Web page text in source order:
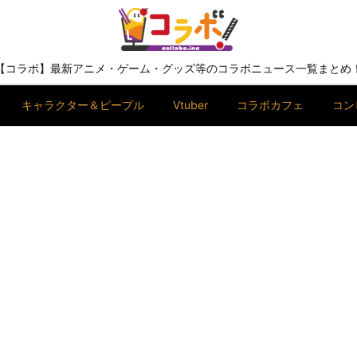
【コラボ】最新アニメ・ゲーム・グッズ等のコラボニュース一覧まとめ！
キャラクター＆ピープル Vtuber コラボカフェ コ